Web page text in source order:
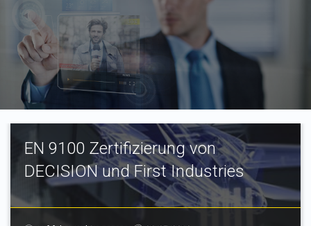
EN 9100 Zertifizierung von
DECISION und First Industries